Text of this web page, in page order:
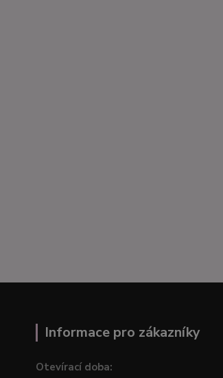
Informace pro zákazníky
Otevírací doba: